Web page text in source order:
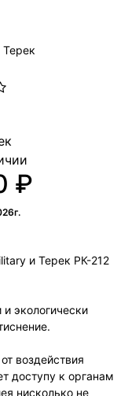
₽
и Терек РК-212
экологически
воздействия
доступу к органам
нисколько не